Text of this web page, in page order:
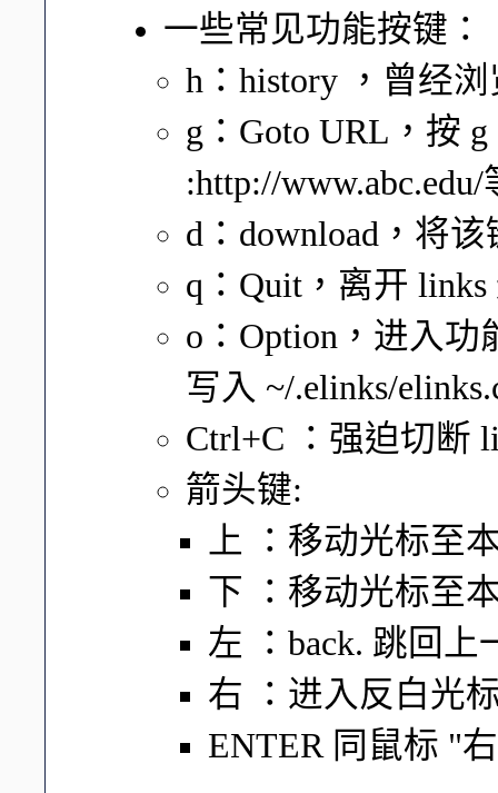
一些常见功能按键：
h：history ，曾经
g：Goto URL，按
:http://www.abc.edu/
d：download，将
q：Quit，离开
o：Option，进入
写入 ~/.elinks/
Ctrl+C ：强迫切断
箭头键:
上 ：移动光标至
下 ：移动光标至
左 ：back. 跳回上
右 ：进入反白光
ENTER 同鼠标 "